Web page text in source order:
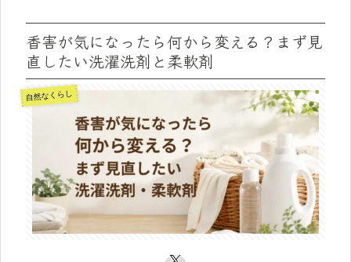
香害が気になったら何から変える？まず見
直したい洗濯洗剤と柔軟剤
自然なくらし